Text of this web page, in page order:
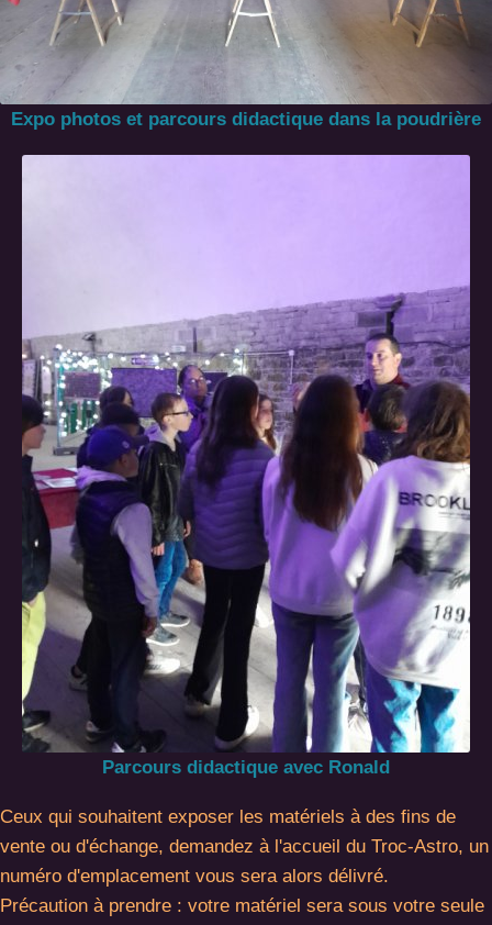
Expo photos et parcours didactique dans la poudrière
Parcours didactique avec Ronald
Ceux qui souhaitent exposer les matériels à des fins de
vente ou d'échange, demandez à l'accueil du Troc-Astro, un
numéro d'emplacement vous sera alors délivré.
Précaution à prendre : votre matériel sera sous votre seule